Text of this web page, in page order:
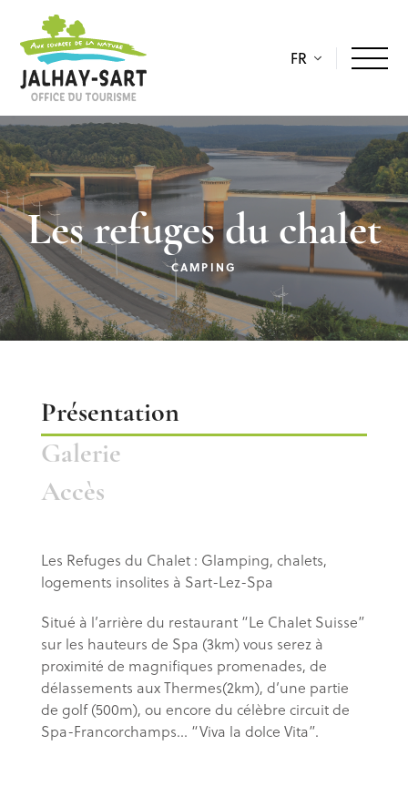
FR
Les refuges du chalet
CAMPING
Présentation
Galerie
Accès
Les Refuges du Chalet : Glamping, chalets,
logements insolites à Sart-Lez-Spa
Situé à l’arrière du restaurant “Le Chalet Suisse”
sur les hauteurs de Spa (3km) vous serez à
proximité de magnifiques promenades, de
délassements aux Thermes(2km), d’une partie
de golf (500m), ou encore du célèbre circuit de
Spa-Francorchamps… “Viva la dolce Vita”.